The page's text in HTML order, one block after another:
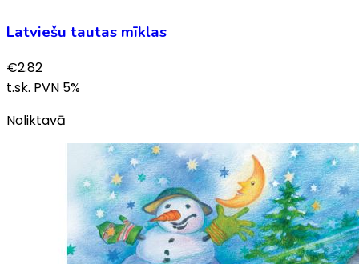
Latviešu tautas mīklas
€2.82
t.sk. PVN 5%
Noliktavā